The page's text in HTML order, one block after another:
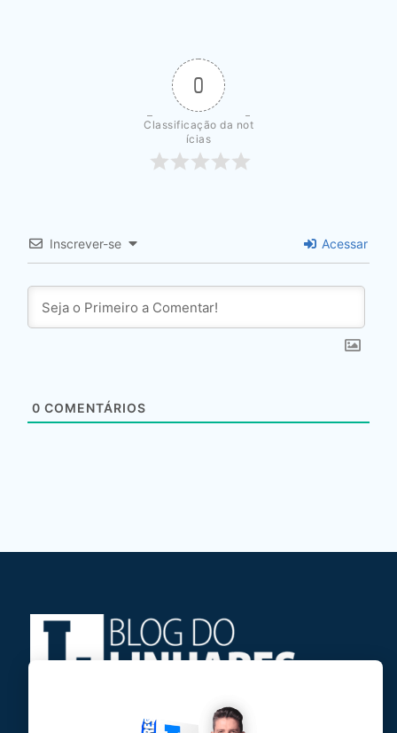
0
Classificação da not
ícias
Inscrever-se Acessar
0 COMENTÁRIOS
Jose Linhares Jr é maranhense.